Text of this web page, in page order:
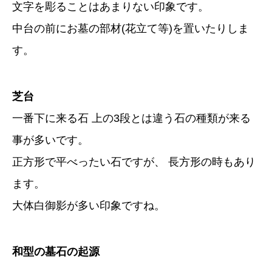
文字を彫ることはあまりない印象です。
中台の前にお墓の部材(花立て等)を置いたりしま
す。
芝台
一番下に来る石 上の3段とは違う石の種類が来る
事が多いです。
正方形で平べったい石ですが、 長方形の時もあり
ます。
大体白御影が多い印象ですね。
和型の墓石の起源